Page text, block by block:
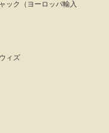
ク（ヨーロッパ輸入
ィズ